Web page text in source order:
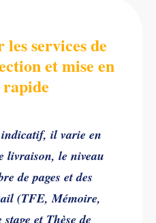
services de
et mise en
il varie en
livraison, le niveau
de pages et des
(TFE, Mémoire,
et Thèse de